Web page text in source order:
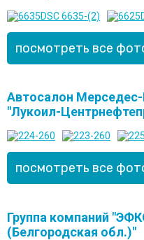
посмотреть все
Автосалон
"Лукоил-
посмотреть все
Группа компаний
(Белгородская обл.)"